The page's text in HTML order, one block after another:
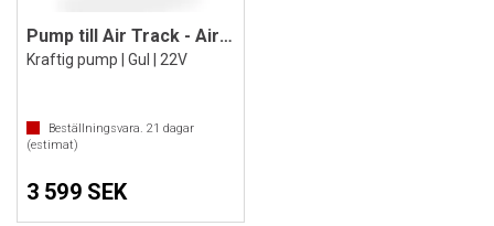
Pump till Air Track - Air Bag S
Kraftig pump | Gul | 22V
Beställningsvara. 21 dagar
(estimat)
3 599 SEK